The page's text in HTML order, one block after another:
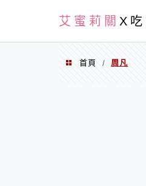
艾蜜莉關 X
首頁 / 周凡